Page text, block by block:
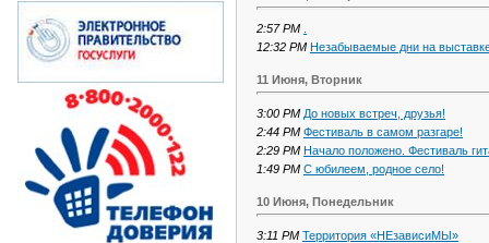
2:57 PM
12:32 PM Незабываемые дни на
11 Июня, Вторник
3:00 PM До новых встреч, друзья!
2:44 PM Фестиваль в самом разгаре!
2:29 PM Начало положено. Фестиваль
1:49 PM С юбилеем, родное село!
10 Июня, Понедельник
3:11 PM Территория «НЕзависиМЫ»